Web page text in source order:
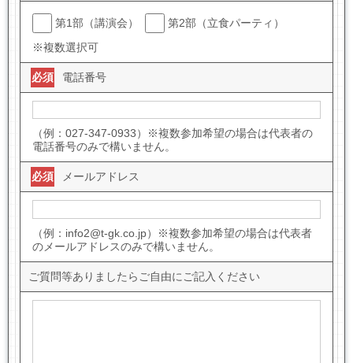
第1部（講演会）
第2部（立食パーティ）
※複数選択可
電話番号
必須
（例：027-347-0933）※複数参加希望の場合は代表者の
電話番号のみで構いません。
メールアドレス
必須
（例：info2@t-gk.co.jp）※複数参加希望の場合は代表者
のメールアドレスのみで構いません。
ご質問等ありましたらご自由にご記入ください